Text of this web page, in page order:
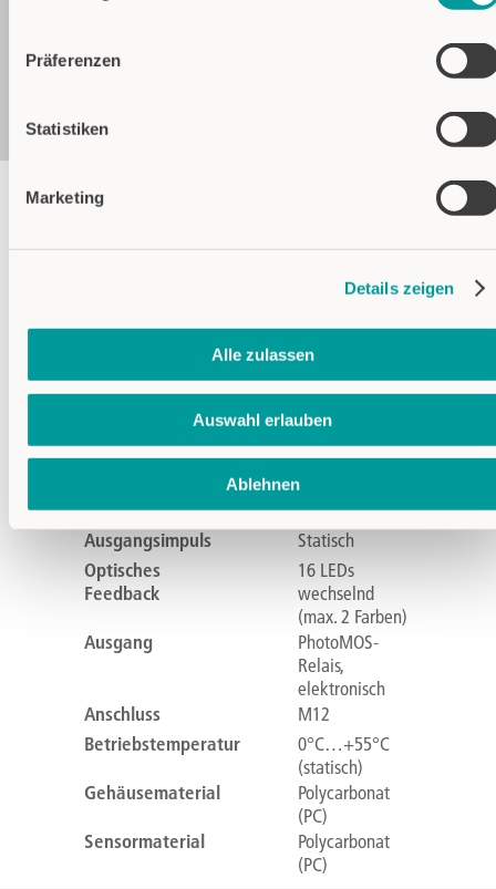
Präferenzen
Statistiken
Marketing
Details zeigen
Alle zulassen
Auswahl erlauben
Ablehnen
Gehäuse verkehrsgelb (RAL 1023)
Technische Daten
Betriebsspannung
24V DC
Ausgangsimpuls
Statisch
Optisches
Feedback
16 LEDs
wechselnd
(max. 2 Farben)
Ausgang
PhotoMOS-
Relais,
elektronisch
Anschluss
M12
Betriebstemperatur
0°C…+55°C
(statisch)
Gehäusematerial
Polycarbonat
(PC)
Sensormaterial
Polycarbonat
(PC)